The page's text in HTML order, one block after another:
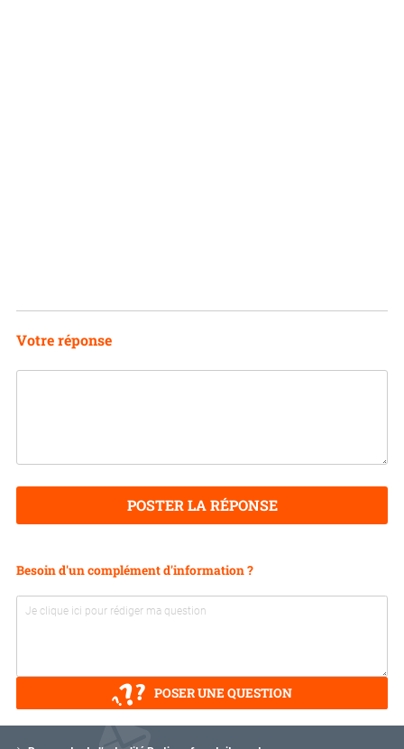
Votre réponse
POSTER LA RÉPONSE
Besoin d'un complément d'information ?
POSER UNE QUESTION